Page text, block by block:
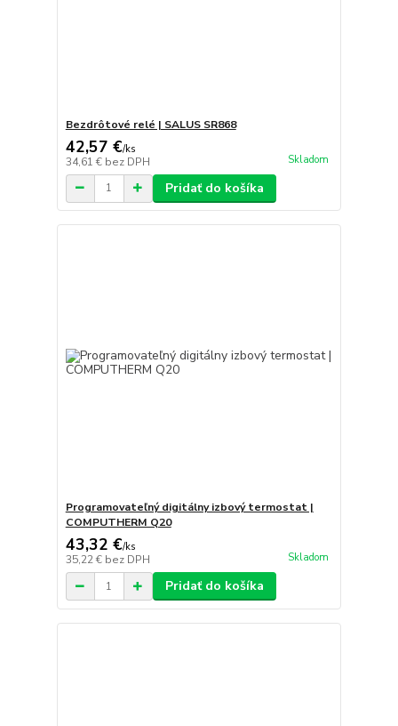
Bezdrôtové relé | SALUS SR868
42,57 €/ks
34,61 € bez DPH Skladom
Pridať do košíka
Programovateľný digitálny izbový termostat |
COMPUTHERM Q20
43,32 €/ks
35,22 € bez DPH Skladom
Pridať do košíka